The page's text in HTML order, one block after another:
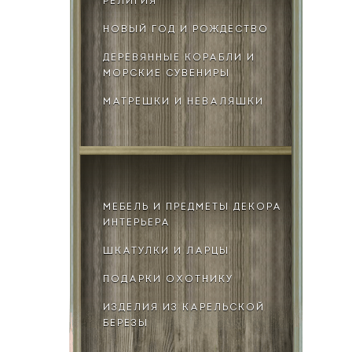
НОВЫЙ ГОД И РОЖДЕСТВО
ДЕРЕВЯННЫЕ КОРАБЛИ И
МОРСКИЕ СУВЕНИРЫ
МАТРЁШКИ И НЕВАЛЯШКИ
МЕБЕЛЬ И ПРЕДМЕТЫ ДЕКОРА
ИНТЕРЬЕРА
ШКАТУЛКИ И ЛАРЦЫ
ПОДАРКИ ОХОТНИКУ
ИЗДЕЛИЯ ИЗ КАРЕЛЬСКОЙ
БЕРЕЗЫ